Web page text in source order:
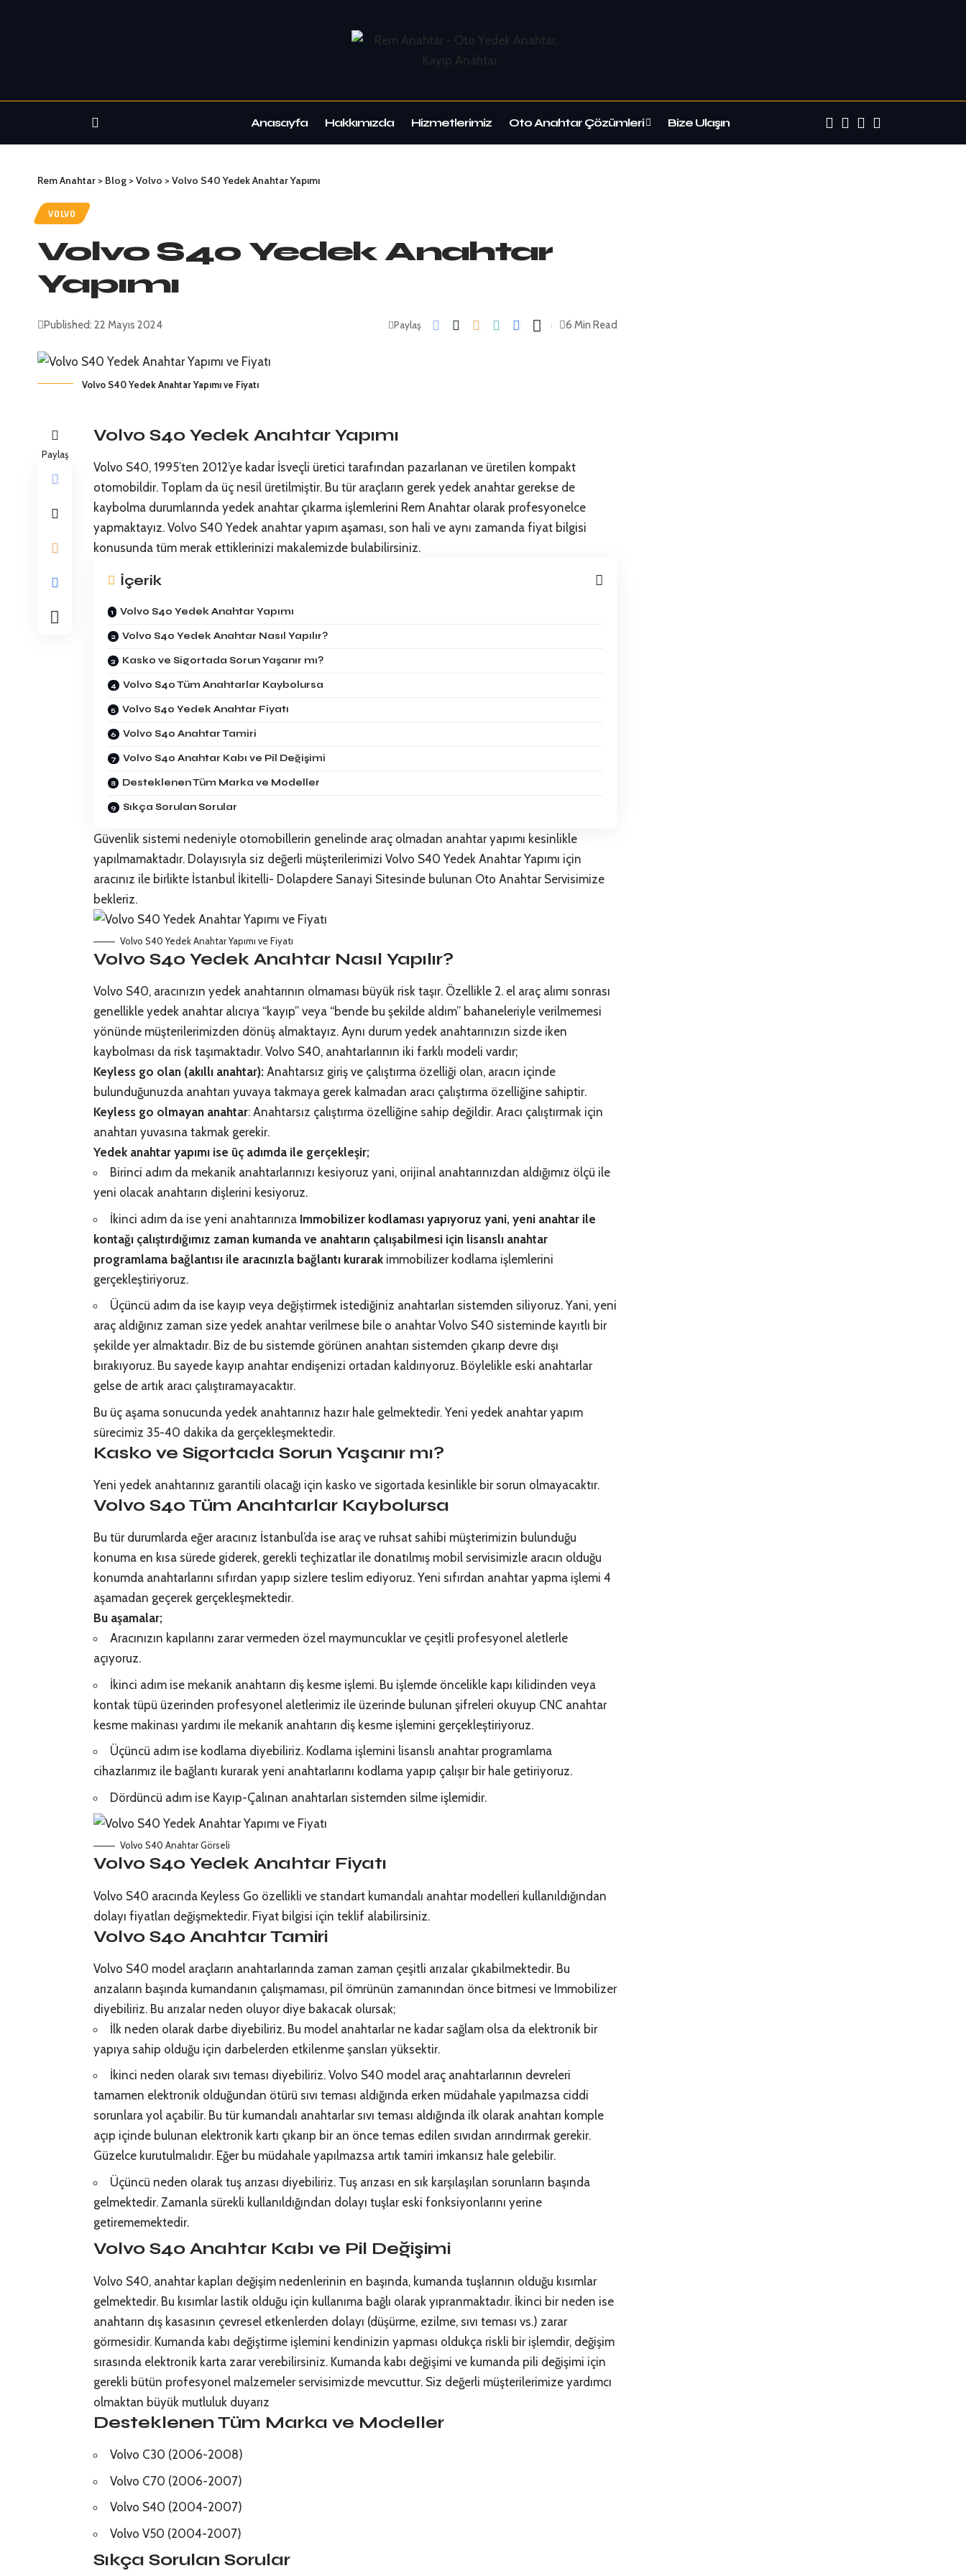
Anasayfa Hakkımızda Hizmetlerimiz Oto Anahtar Çözümleri Bize Ulaşın
Rem Anahtar > Blog > Volvo > Volvo S40 Yedek Anahtar Yapımı
VOLVO
Volvo S40 Yedek Anahtar
Yapımı
Published: 22 Mayıs 2024 Paylaş 6 Min Read
Volvo S40 Yedek Anahtar Yapımı ve Fiyatı
Paylaş
Volvo S40 Yedek Anahtar Yapımı
Volvo S40, 1995’ten 2012’ye kadar İsveçli üretici tarafından pazarlanan ve üretilen kompakt
otomobildir. Toplam da üç nesil üretilmiştir. Bu tür araçların gerek yedek anahtar gerekse de
kaybolma durumlarında yedek anahtar çıkarma işlemlerini Rem Anahtar olarak profesyonelce
yapmaktayız. Volvo S40 Yedek anahtar yapım aşaması, son hali ve aynı zamanda fiyat bilgisi
konusunda tüm merak ettiklerinizi makalemizde bulabilirsiniz.
İçerik
Volvo S40 Yedek Anahtar Yapımı
Volvo S40 Yedek Anahtar Nasıl Yapılır?
Kasko ve Sigortada Sorun Yaşanır mı?
Volvo S40 Tüm Anahtarlar Kaybolursa
Volvo S40 Yedek Anahtar Fiyatı
Volvo S40 Anahtar Tamiri
Volvo S40 Anahtar Kabı ve Pil Değişimi
Desteklenen Tüm Marka ve Modeller
Sıkça Sorulan Sorular
Güvenlik sistemi nedeniyle otomobillerin genelinde araç olmadan anahtar yapımı kesinlikle
yapılmamaktadır. Dolayısıyla siz değerli müşterilerimizi Volvo S40 Yedek AnahtarYapımı için
aracınız ile birlikte İstanbul İkitelli- Dolapdere Sanayi Sitesinde bulunan Oto Anahtar Servisimize
bekleriz.
Volvo S40 Yedek Anahtar Yapımı ve Fiyatı
Volvo S40 Yedek Anahtar Nasıl Yapılır?
Volvo S40, aracınızın yedek anahtarının olmaması büyük risk taşır. Özellikle 2. el araç alımı sonrası
genellikle yedek anahtaralıcıya “kayıp” veya “bende bu şekilde aldım” bahaneleriyle verilmemesi
yönünde müşterilerimizden dönüş almaktayız. Aynı durum yedek anahtarınızın sizde iken
kaybolması da risk taşımaktadır. Volvo S40, anahtarlarının iki farklı modeli vardır;
Keyless go olan (akıllı anahtar): Anahtarsız giriş ve çalıştırma özelliği olan, aracın içinde
bulunduğunuzda anahtarı yuvaya takmaya gerek kalmadan aracı çalıştırma özelliğine sahiptir.
Keyless go olmayan anahtar: Anahtarsız çalıştırma özelliğine sahip değildir. Aracı çalıştırmak için
anahtarı yuvasına takmak gerekir.
Yedek anahtar yapımı ise üç adımda ile gerçekleşir;
Birinci adım da mekanik anahtarlarınızı kesiyoruz yani, orijinal anahtarınızdan aldığımız ölçü ile
yeni olacak anahtarın dişlerini kesiyoruz.
İkinci adım da ise yeni anahtarınıza Immobilizer kodlaması yapıyoruz yani, yeni anahtar ile
kontağı çalıştırdığımız zaman kumanda ve anahtarın çalışabilmesi için lisanslı anahtar
programlama bağlantısı ile aracınızla bağlantı kurarak immobilizer kodlama işlemlerini
gerçekleştiriyoruz.
Üçüncü adım da ise kayıp veya değiştirmek istediğiniz anahtarları sistemden siliyoruz. Yani, yeni
araç aldığınız zaman size yedek anahtar verilmese bile o anahtar Volvo S40 sisteminde kayıtlı bir
şekilde yer almaktadır. Biz de bu sistemde görünen anahtarı sistemden çıkarıp devre dışı
bırakıyoruz. Bu sayede kayıp anahtar endişenizi ortadan kaldırıyoruz. Böylelikle eski anahtarlar
gelse de artık aracı çalıştıramayacaktır.
Bu üç aşama sonucunda yedek anahtarınız hazır hale gelmektedir. Yeni yedek anahtar yapım
sürecimiz 35-40 dakika da gerçekleşmektedir.
Kasko ve Sigortada Sorun Yaşanır mı?
Yeni yedek anahtarınız garantili olacağı için kasko ve sigortada kesinlikle bir sorun olmayacaktır.
Volvo S40 Tüm Anahtarlar Kaybolursa
Bu tür durumlarda eğer aracınız İstanbul’da ise araç ve ruhsat sahibi müşterimizin bulunduğu
konuma en kısa sürede giderek, gerekli teçhizatlar ile donatılmış mobil servisimizle aracın olduğu
konumda anahtarlarını sıfırdan yapıp sizlere teslim ediyoruz. Yeni sıfırdan anahtar yapma işlemi 4
aşamadan geçerek gerçekleşmektedir.
Bu aşamalar;
Aracınızın kapılarını zarar vermeden özel maymuncuklar ve çeşitli profesyonel aletlerle
açıyoruz.
İkinci adım ise mekanik anahtarın diş kesme işlemi. Bu işlemde öncelikle kapı kilidinden veya
kontak tüpü üzerinden profesyonel aletlerimiz ile üzerinde bulunan şifreleri okuyup CNC anahtar
kesme makinası yardımı ile mekanik anahtarın diş kesme işlemini gerçekleştiriyoruz.
Üçüncü adım ise kodlama diyebiliriz. Kodlama işlemini lisanslı anahtar programlama
cihazlarımız ile bağlantı kurarak yeni anahtarlarını kodlama yapıp çalışır bir hale getiriyoruz.
Dördüncü adım ise Kayıp-Çalınan anahtarları sistemden silme işlemidir.
Volvo S40 Anahtar Görseli
Volvo S40 Yedek Anahtar Fiyatı
Volvo S40 aracında Keyless Go özellikli ve standart kumandalı anahtar modelleri kullanıldığından
dolayı fiyatları değişmektedir. Fiyat bilgisi için teklif alabilirsiniz.
Volvo S40 Anahtar Tamiri
Volvo S40 model araçların anahtarlarında zaman zaman çeşitli arızalar çıkabilmektedir. Bu
arızaların başında kumandanın çalışmaması, pil ömrünün zamanından önce bitmesi ve Immobilizer
diyebiliriz. Bu arızalar neden oluyor diye bakacak olursak;
İlk neden olarak darbe diyebiliriz. Bu model anahtarlar ne kadar sağlam olsa da elektronik bir
yapıya sahip olduğu için darbelerden etkilenme şansları yüksektir.
İkinci neden olarak sıvı teması diyebiliriz. Volvo S40 model araç anahtarlarının devreleri
tamamen elektronik olduğundan ötürü sıvı teması aldığında erken müdahale yapılmazsa ciddi
sorunlara yol açabilir. Bu tür kumandalı anahtarlar sıvı teması aldığında ilk olarak anahtarı komple
açıp içinde bulunan elektronik kartı çıkarıp bir an önce temas edilen sıvıdan arındırmak gerekir.
Güzelce kurutulmalıdır. Eğer bu müdahale yapılmazsa artık tamiri imkansız hale gelebilir.
Üçüncü neden olarak tuş arızası diyebiliriz. Tuş arızası en sık karşılaşılan sorunların başında
gelmektedir. Zamanla sürekli kullanıldığından dolayı tuşlar eski fonksiyonlarını yerine
getirememektedir.
Volvo S40 Anahtar Kabı ve Pil Değişimi
Volvo S40, anahtar kapları değişim nedenlerinin en başında, kumanda tuşlarının olduğu kısımlar
gelmektedir. Bu kısımlar lastik olduğu için kullanıma bağlı olarak yıpranmaktadır. İkinci bir neden ise
anahtarın dış kasasının çevresel etkenlerden dolayı (düşürme, ezilme, sıvı teması vs.) zarar
görmesidir. Kumanda kabı değiştirme işlemini kendinizin yapması oldukça riskli bir işlemdir, değişim
sırasında elektronik karta zarar verebilirsiniz. Kumanda kabı değişimi ve kumanda pili değişimi için
gerekli bütün profesyonel malzemeler servisimizde mevcuttur. Siz değerli müşterilerimize yardımcı
olmaktan büyük mutluluk duyarız
Desteklenen Tüm Marka ve Modeller
Volvo C30 (2006-2008)
Volvo C70 (2006-2007)
Volvo S40 (2004-2007)
Volvo V50 (2004-2007)
Sıkça Sorulan Sorular